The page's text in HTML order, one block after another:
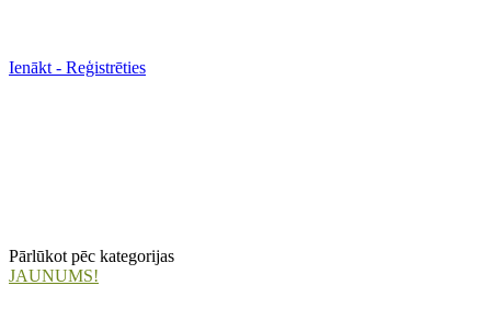
Ienākt - Reģistrēties
Pārlūkot pēc kategorijas
JAUNUMS!